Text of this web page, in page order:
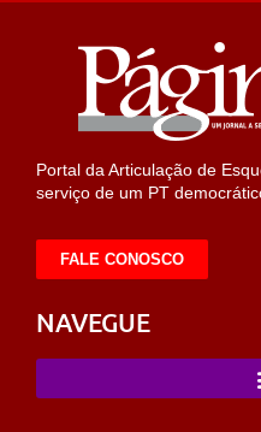
Portal da Articulação de
serviço de um PT
FALE CONOSCO
NAVEGUE